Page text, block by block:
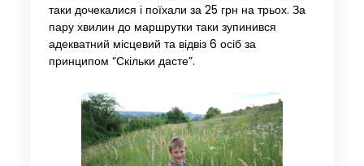
таки дочекалися і поїхали за 25 грн на трьох. За
пару хвилин до маршрутки таки зупинився
адекватний місцевий та відвіз 6 осіб за
принципом “Скільки дасте”.